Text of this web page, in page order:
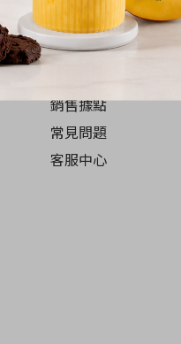
銷售據點
常見問題
客服中心